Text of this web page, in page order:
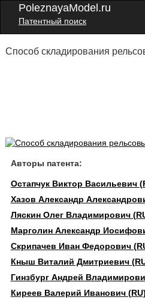
PoleznayaModel.ru
Патентный поиск
Способ складирования
Авторы патента:
Остапчук Виктор Васильевич
Хазов Александр
Ляскин Олег Владимирович
Марголин Александр
Скрипачев Иван Федорович
Кныш Виталий Дмитриевич
Гинзбург Андрей
Киреев Валерий Иванович (RU)